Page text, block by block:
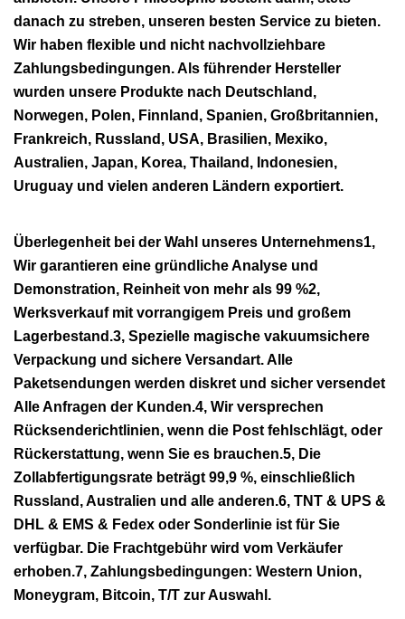
danach zu streben, unseren besten Service zu bieten.
Wir haben flexible und nicht nachvollziehbare
Zahlungsbedingungen. Als führender Hersteller
wurden unsere Produkte nach Deutschland,
Norwegen, Polen, Finnland, Spanien, Großbritannien,
Frankreich, Russland, USA, Brasilien, Mexiko,
Australien, Japan, Korea, Thailand, Indonesien,
Uruguay und vielen anderen Ländern exportiert.
Überlegenheit bei der Wahl unseres Unternehmens1,
Wir garantieren eine gründliche Analyse und
Demonstration, Reinheit von mehr als 99 %2,
Werksverkauf mit vorrangigem Preis und großem
Lagerbestand.3, Spezielle magische vakuumsichere
Verpackung und sichere Versandart. Alle
Paketsendungen werden diskret und sicher versendet
Alle Anfragen der Kunden.4, Wir versprechen
Rücksenderichtlinien, wenn die Post fehlschlägt, oder
Rückerstattung, wenn Sie es brauchen.5, Die
Zollabfertigungsrate beträgt 99,9 %, einschließlich
Russland, Australien und alle anderen.6, TNT & UPS &
DHL & EMS & Fedex oder Sonderlinie ist für Sie
verfügbar. Die Frachtgebühr wird vom Verkäufer
erhoben.7, Zahlungsbedingungen: Western Union,
Moneygram, Bitcoin, T/T zur Auswahl.